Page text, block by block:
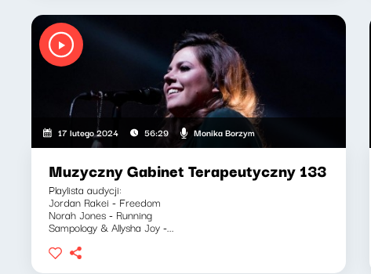
17 lutego 2024 56:29 Monika Borzym
Muzyczny Gabinet Terapeutyczny 133
Playlista audycji:
Jordan Rakei - Freedom
Norah Jones - Running
Sampology & Allysha Joy -...